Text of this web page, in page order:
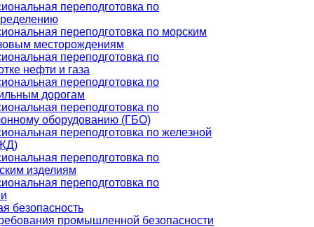
переподготовка по
переподготовка по морским
месторождениям
переподготовка по
нефти и газа
переподготовка по
дорогам
переподготовка по
оборудованию (ГБО)
переподготовка по железной
переподготовка по
изделиям
переподготовка по
безопасность
промышленной безопасности